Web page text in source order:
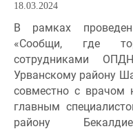
18.03.2024
В рамках
«Сообщи, где
сотрудниками
Урванскому району
совместно с
главным
району